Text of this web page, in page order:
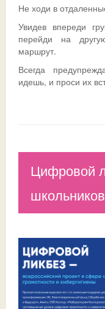
Традиции
Музей
ГИА-2026
Допобразование
ВПР
СФЕРУМ - sferum.ru
ЦОК - educont.ru
ВК
Не ходи в
Увидев впереди
перейди на
маршрут.
Всегда
идешь, и проси их
Цифровой